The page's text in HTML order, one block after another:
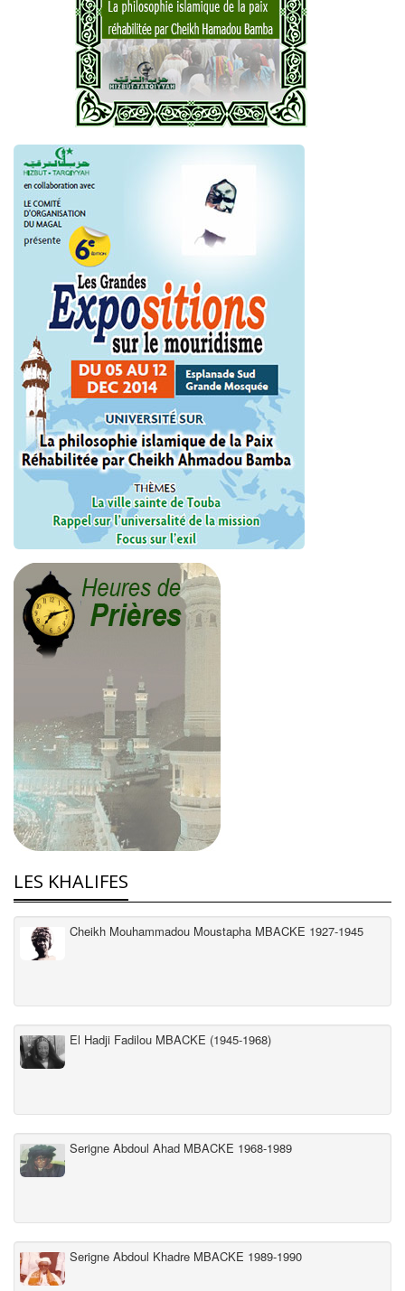
LES KHALIFES
Cheikh Mouhammadou Moustapha MBACKE 1927-1945
El Hadji Fadilou MBACKE (1945-1968)
Serigne Abdoul Ahad MBACKE 1968-1989
Serigne Abdoul Khadre MBACKE 1989-1990